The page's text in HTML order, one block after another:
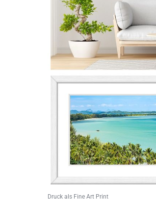
Druck als Fine Art Print